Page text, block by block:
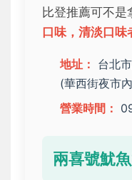
比登推薦可不是
口味，清淡口味
地址： 台北
(華西街夜市
營業時間：
兩喜號魷